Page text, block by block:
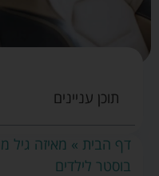
דף הבית » מאיזה גיל
בוסטר לילדים
תוכן עניינים